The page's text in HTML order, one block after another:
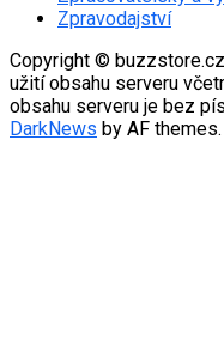
Zpravodajství
Copyright ©
užití obsahu serveru
obsahu serveru je bez
DarkNews by AF themes.